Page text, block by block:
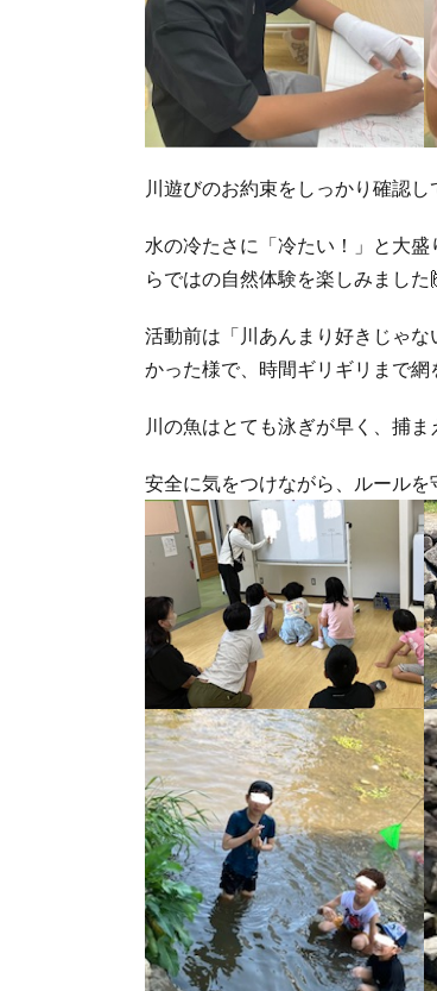
川遊びのお約束をしっかり確認し
水の冷たさに「冷たい！」と大
らではの自然体験を楽しみました
活動前は「川あんまり好きじゃ
かった様で、時間ギリギリまで
川の魚はとても泳ぎが早く、捕
安全に気をつけながら、ルール